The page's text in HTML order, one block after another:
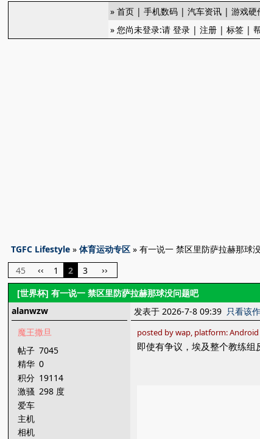
»首页 |手机数码 |汽车资讯 |游戏硬
» 您尚未登录:请登录 |注册 |标签 |
TGFC Lifestyle »体育运动专区 » 有一说一 禁区里防萨拉赫那球
45
‹‹ 1 2 3 ››
[世界杯] 有一说一 禁区里防萨拉赫那球没问题吧
alanwzw
魔王撒旦
帖子 7045
精华 0
积分 19114
激骚 298 度
爱车
主机
相机
发表于 2026-7-8 09:39 只看该
posted by wap, platform: Android
即使有争议，埃及整个教练组